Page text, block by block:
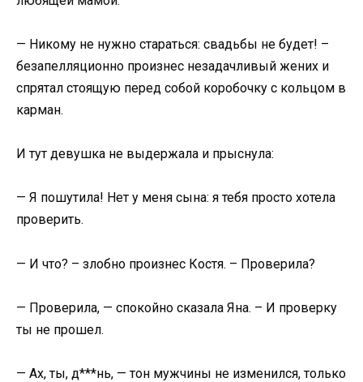
— Никому не нужно стараться: свадьбы не будет! –
безапелляционно произнес незадачливый жених и
спрятал стоящую перед собой коробочку с кольцом в
карман.
И тут девушка не выдержала и прыснула:
— Я пошутила! Нет у меня сына: я тебя просто хотела
проверить.
— И что? – злобно произнес Костя. – Проверила?
— Проверила, — спокойно сказала Яна. – И проверку
ты не прошел.
— Ах, ты, д***нь, — тон мужчины не изменился, только